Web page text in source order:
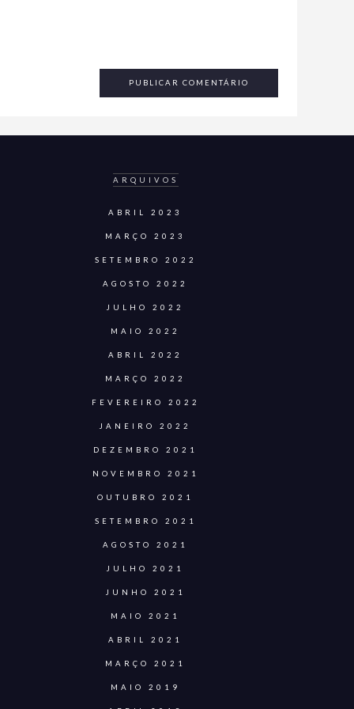
ARQUIVOS
ABRIL 2023
MARÇO 2023
SETEMBRO 2022
AGOSTO 2022
JULHO 2022
MAIO 2022
ABRIL 2022
MARÇO 2022
FEVEREIRO 2022
JANEIRO 2022
DEZEMBRO 2021
NOVEMBRO 2021
OUTUBRO 2021
SETEMBRO 2021
AGOSTO 2021
JULHO 2021
JUNHO 2021
MAIO 2021
ABRIL 2021
MARÇO 2021
MAIO 2019